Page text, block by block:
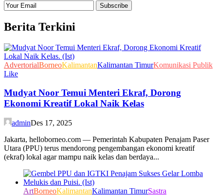
Berita Terkini
AdvertorialBorneoKalimantanKalimantan TimurKomunikasi Publik
Like
Mudyat Noor Temui Menteri Ekraf, Dorong
Ekonomi Kreatif Lokal Naik Kelas
adminDes 17, 2025
Jakarta, helloborneo.com — Pemerintah Kabupaten Penajam Paser
Utara (PPU) terus mendorong pengembangan ekonomi kreatif
(ekraf) lokal agar mampu naik kelas dan berdaya...
ArtBorneoKalimantanKalimantan TimurSastra